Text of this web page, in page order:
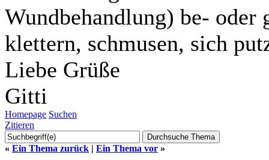
Wundbehandlung) be-
klettern, schmusen, sich
Liebe Grüße
Gitti
Homepage Suchen
Zitieren
« Ein Thema zurück | Ein Thema vor »